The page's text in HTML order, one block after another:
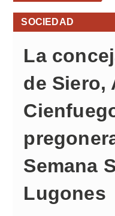
SOCIEDAD
La
de Siero,
Semana
Lugones